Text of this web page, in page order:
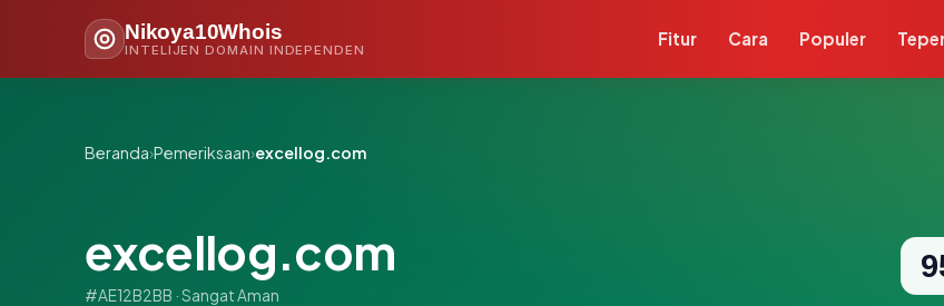
Nikoya10Whois
INTELIJEN DOMAIN INDEPENDEN
Fitur Cara Populer
Beranda›Pemeriksaan›excellog.com
excellog.com
#AE12B2BB · Sangat Aman